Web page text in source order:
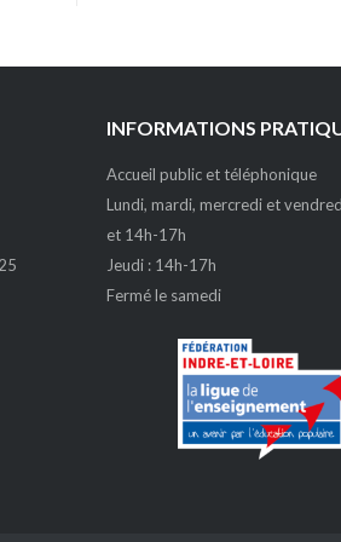
INFORMATIONS
Accueil public et téléphonique
Lundi, mardi, mercredi et
et 14h-17h
Jeudi : 14h-17h
Fermé le samedi